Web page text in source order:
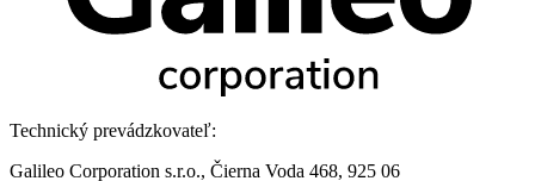
Technický prevádzkovateľ:
Galileo Corporation s.r.o., Čierna Voda 468, 925 06